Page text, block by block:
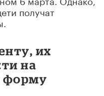
получат
их
на
форму